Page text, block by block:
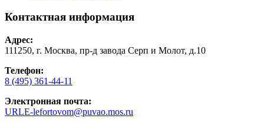
Контактная информация
Адрес:
111250, г. Москва, пр-д завода Серп и Молот, д.10
Телефон:
8 (495) 361-44-11
Электронная почта:
URLE-lefortovom@puvao.mos.ru